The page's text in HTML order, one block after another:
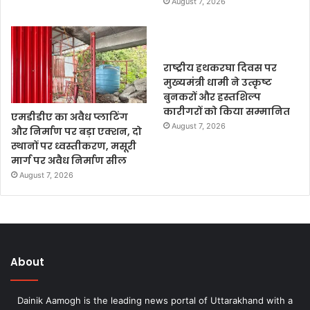
एमडीडीए का अवैध प्लाटिंग
और निर्माण पर बड़ा एक्शन, दो
स्थानों पर ध्वस्तीकरण, मसूरी
मार्ग पर अवैध निर्माण सील
August 7, 2026
राष्ट्रीय हथकरघा दिवस पर
मुख्यमंत्री धामी ने उत्कृष्ट
बुनकरों और हस्तशिल्प
कारीगरों को किया सम्मानित
August 7, 2026
About
Dainik Aamogh is the leading news portal of Uttarakhand with a